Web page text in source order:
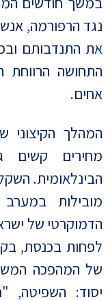
נגד הרפורמה,
את התנדבותם
התחושה
אחים.
המהלך
מחירים קשים
הבינלאומית.
מובילות
הדמוקרטי של
לפחות בכנסת,
של המהפכה
יסוד: השפיטה,